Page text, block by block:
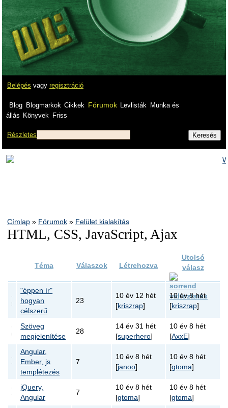
Belépés vagy regisztráció
Blog Blogmarkok Cikkek Fórumok Levlisták
Munka és
állás Könyvek Friss
Részletes
Címlap » Fórumok » Felület kialakítás
HTML, CSS, JavaScript, Ajax
Téma Válaszok Létrehozva
Utolsó
válasz
"éppen ír"
hogyan
célszerű
23
10 év 12 hét
[kriszrap]
10 év 8 hét
[kriszrap]
Szöveg
megjelenítése
28
14 év 31 hét
[superhero]
10 év 8 hét
[AxxE]
Angular,
Ember, js
templétezés
7
10 év 8 hét
[janoo]
10 év 8 hét
[gtoma]
jQuery,
Angular
7
10 év 8 hét
[gtoma]
10 év 8 hét
[gtoma]